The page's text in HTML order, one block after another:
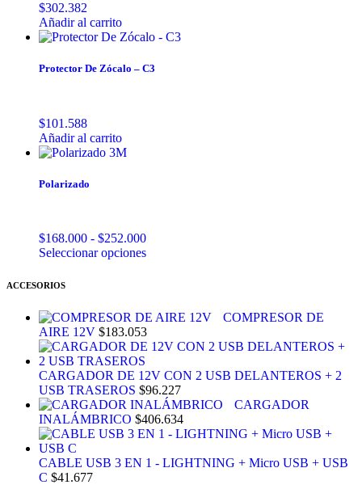
$302.382
Añadir al carrito
Protector De Zócalo – C3
$101.588
Añadir al carrito
Polarizado
$168.000 - $252.000Rango
de
hasta
$252.000
Seleccionar opcionesEste
variantes.
Las
opciones
se
pueden
elegir
en
la
página
de
producto
ACCESORIOS
COMPRESOR DE
AIRE 12V $183.053
CARGADOR DE 12V CON 2 USB DELANTEROS + 2
USB TRASEROS $96.227
CARGADOR
INALÁMBRICO $406.634
CABLE USB 3 EN 1 - LIGHTNING + Micro USB + USB
C $41.677